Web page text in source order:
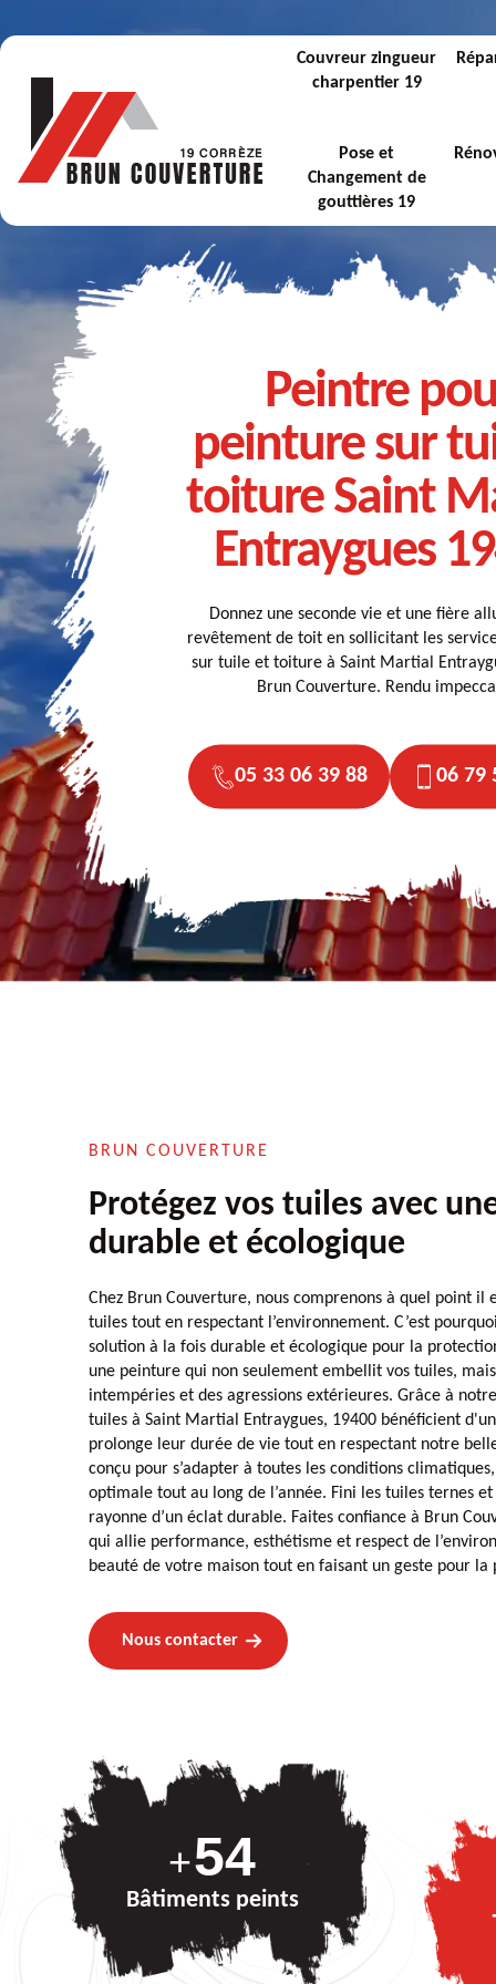
Couvreur zingueur
charpentier 19
Pose et
Changement de
gouttières 19
Peintre
peinture sur
toiture Saint
Entraygues
Donnez une seconde vie et une fière
revêtement de toit en sollicitant les
sur tuile et toiture à Saint Martial
Brun Couverture. Rendu
05 33 06 39 88 06 79
BRUN COUVERTURE
Protégez vos tuiles avec
durable et écologique
Chez Brun Couverture, nous comprenons à quel point il
tuiles tout en respectant l’environnement. C’est
solution à la fois durable et écologique pour la
une peinture qui non seulement embellit vos tuiles,
intempéries et des agressions extérieures. Grâce à
tuiles à Saint Martial Entraygues, 19400 bénéficient
prolonge leur durée de vie tout en respectant notre
conçu pour s’adapter à toutes les conditions
optimale tout au long de l’année. Fini les tuiles ternes
rayonne d’un éclat durable. Faites confiance à Brun
qui allie performance, esthétisme et respect de
beauté de votre maison tout en faisant un geste pour la
Nous contacter
+74
Bâtiments peints